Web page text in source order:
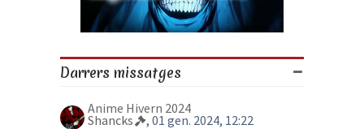
Darrers missatges
Anime Hivern 2024
Shancks
, 01 gen. 2024, 12:22